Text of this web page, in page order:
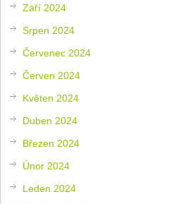
Září 2024
Srpen 2024
Červenec 2024
Červen 2024
Květen 2024
Duben 2024
Březen 2024
Únor 2024
Leden 2024